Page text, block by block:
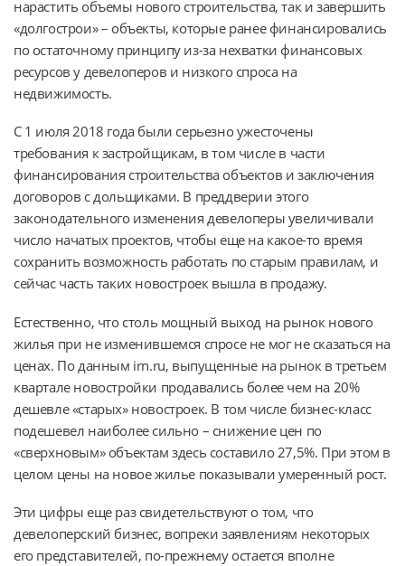
нарастить объемы нового строительства, так и завершить
«долгострои» – объекты, которые ранее финансировались
по остаточному принципу из-за нехватки финансовых
ресурсов у девелоперов и низкого спроса на
недвижимость.
С 1 июля 2018 года были серьезно ужесточены
требования к застройщикам, в том числе в части
финансирования строительства объектов и заключения
договоров с дольщиками. В преддверии этого
законодательного изменения девелоперы увеличивали
число начатых проектов, чтобы еще на какое-то время
сохранить возможность работать по старым правилам, и
сейчас часть таких новостроек вышла в продажу.
Естественно, что столь мощный выход на рынок нового
жилья при не изменившемся спросе не мог не сказаться на
ценах. По данным irn.ru, выпущенные на рынок в третьем
квартале новостройки продавались более чем на 20%
дешевле «старых» новостроек. В том числе бизнес-класс
подешевел наиболее сильно – снижение цен по
«сверхновым» объектам здесь составило 27,5%. При этом в
целом цены на новое жилье показывали умеренный рост.
Эти цифры еще раз свидетельствуют о том, что
девелоперский бизнес, вопреки заявлениям некоторых
его представителей, по-прежнему остается вполне